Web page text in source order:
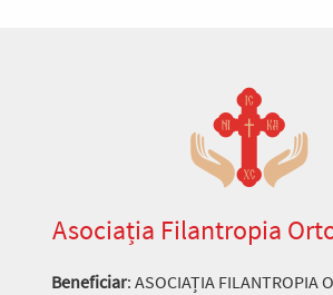
Asociația Filantropia
Beneficiar: ASOCIAȚIA FILANTROPIA